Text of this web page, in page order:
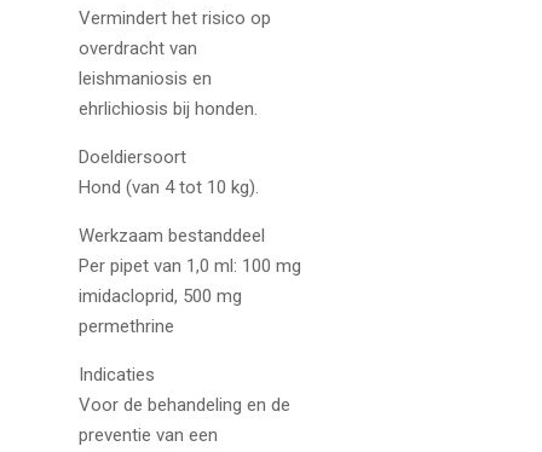
Vermindert het risico op
overdracht van
leishmaniosis en
ehrlichiosis bij honden.
Doeldiersoort
Hond (van 4 tot 10 kg).
Werkzaam bestanddeel
Per pipet van 1,0 ml: 100 mg
imidacloprid, 500 mg
permethrine
Indicaties
Voor de behandeling en de
preventie van een